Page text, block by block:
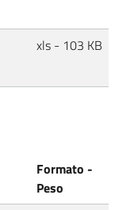
xls - 103 KB
Formato -
Peso